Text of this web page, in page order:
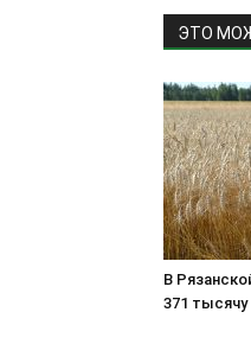
ЭТО
В
371 тысячу